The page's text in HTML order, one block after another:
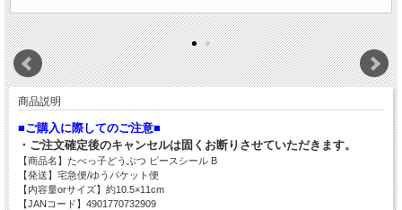
商品説明
■ご購入に際してのご注意■
・ご注文確定後のキャンセルは固くお断りさせていただきます。
【商品名】たべっ子どうぶつ ピースシール B
【発送】宅急便/ゆうパケット便
【内容量orサイズ】約10.5×11cm
【JANコード】 4901770732909